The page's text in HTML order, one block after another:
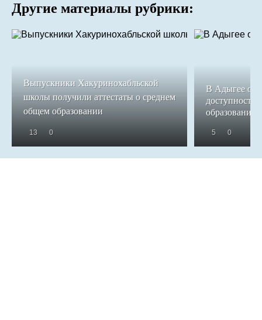
Другие материалы рубрики:
Выпускники Хакуринохабльской
школы получили аттестаты о среднем
общем образовании
13 0
В Адыгее
доступность
образования
5 0